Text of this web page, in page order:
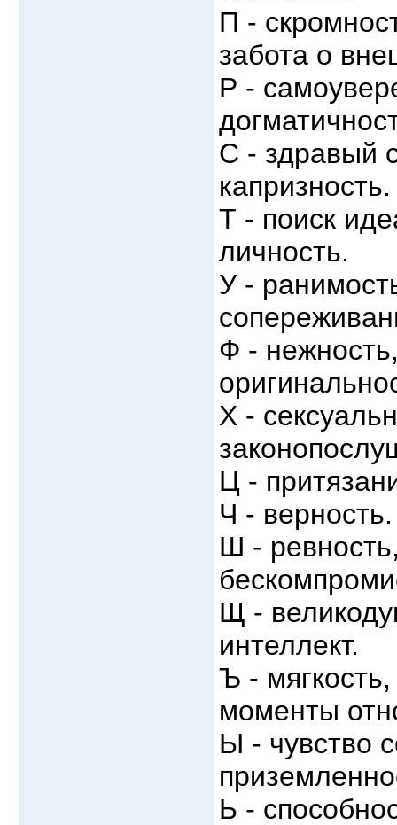
П -
забота о
Р -
С - здравый
капризность.
Т - поиск
личность.
У -
Ф -
X -
Ц -
Ч - верность.
Ш -
Щ -
интеллект.
Ъ -
моменты
Ы - чувство
Ь -